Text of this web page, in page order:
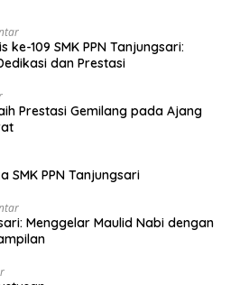
109 SMK PPN Tanjungsari:
dan Prestasi
Prestasi Gemilang pada Ajang
SMK PPN Tanjungsari
Menggelar Maulid Nabi dengan